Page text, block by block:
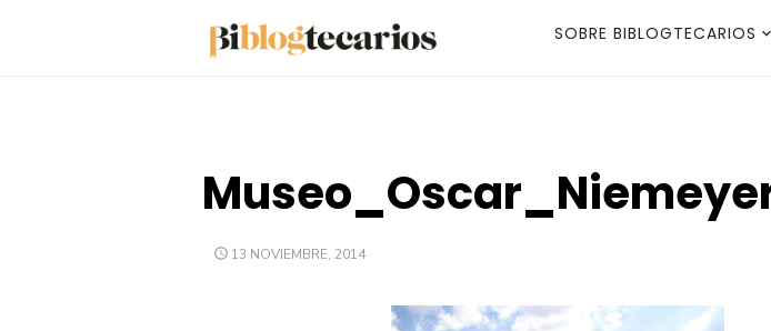
SOBRE BIBLOGTECARIOS
PUBLICADO
13 NOVIEMBRE, 2014